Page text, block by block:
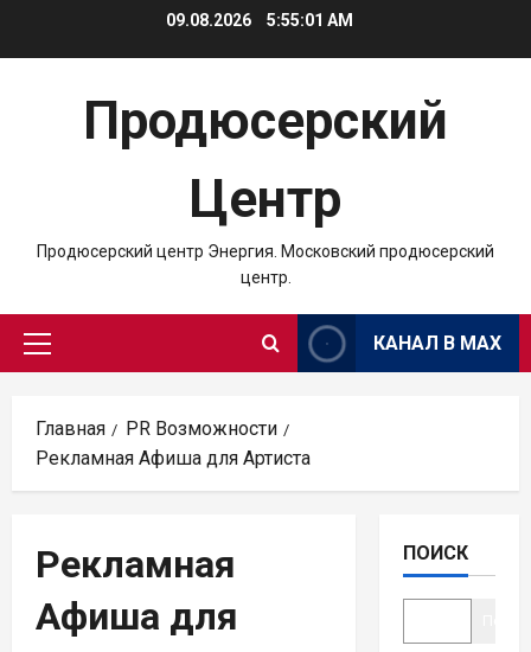
09.08.2026 5:55:02 AM
Продюсерский
Центр
Продюсерский центр Энергия. Московский продюсерский
центр.
Основное
КАНАЛ В MAX
Главная
PR Возможности
Рекламная Афиша для Артиста
Рекламная
Афиша для
ПОИСК